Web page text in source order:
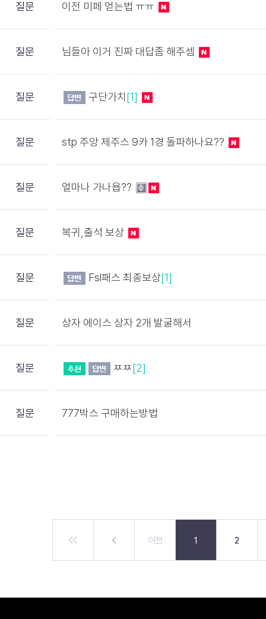
질문 이전 미페 얻는법 ㅠㅠ
질문 님들아 이거 진짜 대답좀 해주셈
질문 구단가치 [1]
질문 stp 주앙 제주스 9카 1경 돌파하나요??
질문 얼마나 가나욥??
질문 복귀,출석 보상
질문 Fsl패스 최종보상[1]
질문 상자 에이스 상자 2개 발굴해서
질문 ㅉㅉ[2]
질문 777박스 구매하는방법
이전 1 2